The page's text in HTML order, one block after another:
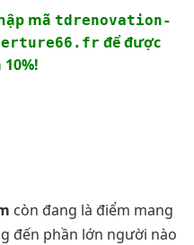
mã tdrenovation-
để được
còn đang là điểm mang
đến phần lớn người nào